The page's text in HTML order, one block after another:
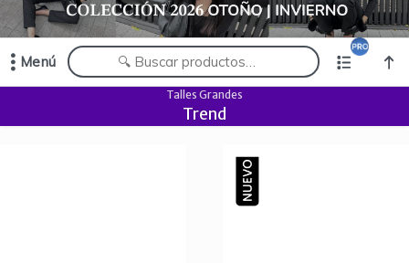
CONTACTO
Menú
Comprá online productos de en PRINCIPESSA JEANS MAYORISTA
Talles Grandes
Trend